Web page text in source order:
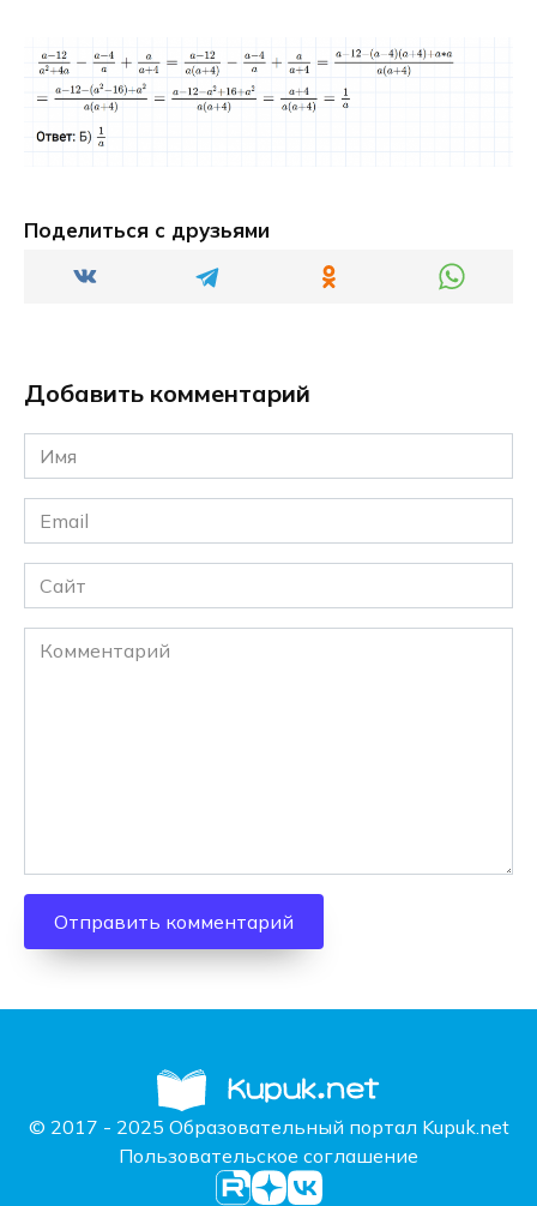
Поделиться с друзьями
Добавить комментарий
Имя
*
Email
*
Сайт
Комментарий
© 2017 - 2025 Образовательный портал Kupuk.net
Пользовательское соглашение